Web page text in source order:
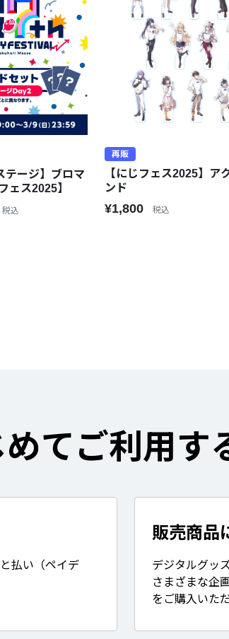
テージ】ブロマ
ェス2025】
税込
再販
【にじフェス2025】ア
ンド
¥1,800 税込
めてご利用す
払い（ペイデ
販売商品
デジタルグッ
さまざまな企
をご購入いた